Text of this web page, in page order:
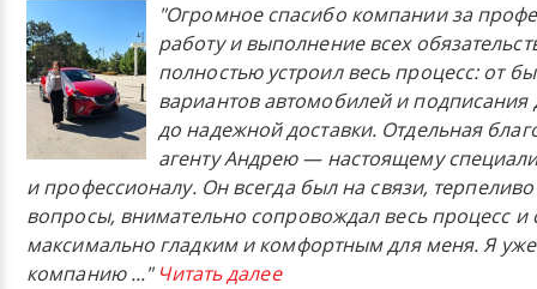
"Огромное спасибо компании за
работу и выполнение всех
полностью устроил весь процесс: от
вариантов автомобилей и подписания
до надежной доставки. Отдельная
агенту Андрею — настоящему
и профессионалу. Он всегда был на связи,
вопросы, внимательно сопровождал весь процесс и
максимально гладким и комфортным для меня. Я
компанию..." Читать далее